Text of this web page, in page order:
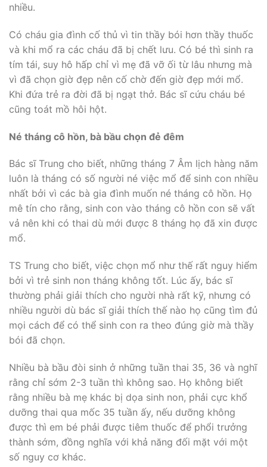
nhiều.
Có cháu gia đình cố thủ vì tin thầy bói hơn thầy thuốc
và khi mổ ra các cháu đã bị chết lưu. Có bé thì sinh ra
tím tái, suy hô hấp chỉ vì mẹ đã vỡ ối từ lâu nhưng mà
vì đã chọn giờ đẹp nên cố chờ đến giờ đẹp mới mổ.
Khi đứa trẻ ra đời đã bị ngạt thở. Bác sĩ cứu cháu bé
cũng toát mồ hôi hột.
Né tháng cô hồn, bà bầu chọn đẻ đêm
Bác sĩ Trung cho biết, những tháng 7 Âm lịch hàng năm
luôn là tháng có số người né việc mổ để sinh con nhiều
nhất bởi vì các bà gia đình muốn né tháng cô hồn. Họ
mê tín cho rằng, sinh con vào tháng cô hồn con sẽ vất
vả nên khi có thai dù mới được 8 tháng họ đã xin được
mổ.
TS Trung cho biết, việc chọn mổ như thế rất nguy hiểm
bởi vì trẻ sinh non tháng không tốt. Lúc ấy, bác sĩ
thường phải giải thích cho người nhà rất kỹ, nhưng có
nhiều người dù bác sĩ giải thích thế nào họ cũng tìm đủ
mọi cách để có thể sinh con ra theo đúng giờ mà thầy
bói đã chọn.
Nhiều bà bầu đòi sinh ở những tuần thai 35, 36 và nghĩ
rằng chỉ sớm 2-3 tuần thì không sao. Họ không biết
rằng nhiều bà mẹ khác bị dọa sinh non, phải cực khổ
dưỡng thai qua mốc 35 tuần ấy, nếu dưỡng không
được thì em bé phải được tiêm thuốc để phổi trưởng
thành sớm, đồng nghĩa với khả năng đối mặt với một
số nguy cơ khác.